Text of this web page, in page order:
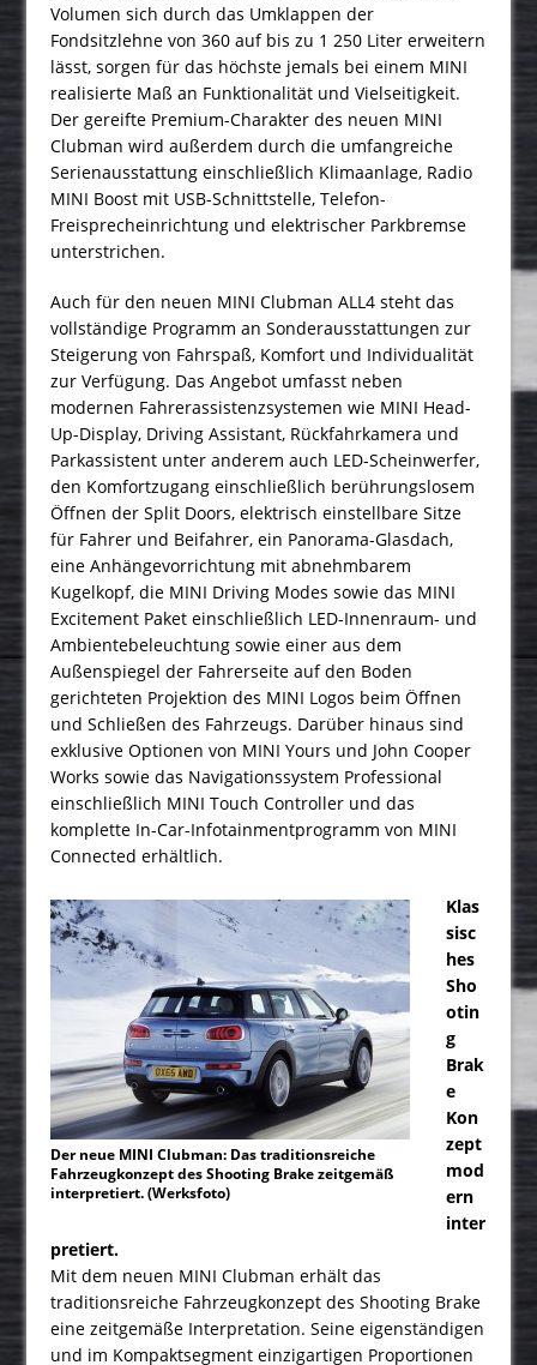
Volumen sich durch das Umklappen der
Fondsitzlehne von 360 auf bis zu 1 250 Liter erweitern
lässt, sorgen für das höchste jemals bei einem MINI
realisierte Maß an Funktionalität und Vielseitigkeit.
Der gereifte Premium-Charakter des neuen MINI
Clubman wird außerdem durch die umfangreiche
Serienausstattung einschließlich Klimaanlage, Radio
MINI Boost mit USB-Schnittstelle, Telefon-
Freisprecheinrichtung und elektrischer Parkbremse
unterstrichen.
Auch für den neuen MINI Clubman ALL4 steht das
vollständige Programm an Sonderausstattungen zur
Steigerung von Fahrspaß, Komfort und Individualität
zur Verfügung. Das Angebot umfasst neben
modernen Fahrerassistenzsystemen wie MINI Head-
Up-Display, Driving Assistant, Rückfahrkamera und
Parkassistent unter anderem auch LED-Scheinwerfer,
den Komfortzugang einschließlich berührungslosem
Öffnen der Split Doors, elektrisch einstellbare Sitze
für Fahrer und Beifahrer, ein Panorama-Glasdach,
eine Anhängevorrichtung mit abnehmbarem
Kugelkopf, die MINI Driving Modes sowie das MINI
Excitement Paket einschließlich LED-Innenraum- und
Ambientebeleuchtung sowie einer aus dem
Außenspiegel der Fahrerseite auf den Boden
gerichteten Projektion des MINI Logos beim Öffnen
und Schließen des Fahrzeugs. Darüber hinaus sind
exklusive Optionen von MINI Yours und John Cooper
Works sowie das Navigationssystem Professional
einschließlich MINI Touch Controller und das
komplette In-Car-Infotainmentprogramm von MINI
Connected erhältlich.
Der neue MINI Clubman: Das traditionsreiche
Fahrzeugkonzept des Shooting Brake zeitgemäß
interpretiert. (Werksfoto)
Klas
sisc
hes
Sho
otin
g
Brak
e
Kon
zept
mod
ern
inter
pretiert.
Mit dem neuen MINI Clubman erhält das
traditionsreiche Fahrzeugkonzept des Shooting Brake
eine zeitgemäße Interpretation. Seine eigenständigen
und im Kompaktsegment einzigartigen Proportionen